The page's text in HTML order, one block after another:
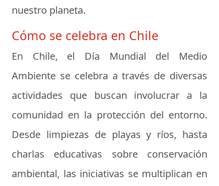
nuestro planeta.
Cómo se celebra en Chile
En Chile, el Día Mundial del Medio
Ambiente se celebra a través de diversas
actividades que buscan involucrar a la
comunidad en la protección del entorno.
Desde limpiezas de playas y ríos, hasta
charlas educativas sobre conservación
ambiental, las iniciativas se multiplican en